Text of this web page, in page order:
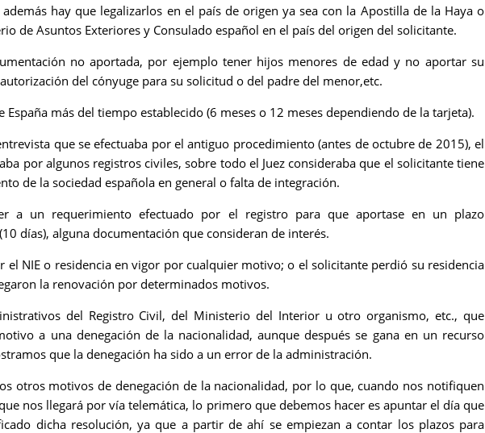
además hay que legalizarlos en el país de origen ya sea con la Apostilla de la Haya o
de Asuntos Exteriores y Consulado español en el país del origen del solicitante.
no aportada, por ejemplo tener hijos menores de edad y no aportar su
del cónyuge para su solicitud o del padre del menor,etc.
España más del tiempo establecido (6 meses o 12 meses dependiendo de la tarjeta).
que se efectuaba por el antiguo procedimiento (antes de octubre de 2015), el
por algunos registros civiles, sobre todo el Juez consideraba que el solicitante tiene
de la sociedad española en general o falta de integración.
a un requerimiento efectuado por el registro para que aportase en un plazo
días), alguna documentación que consideran de interés.
el NIE o residencia en vigor por cualquier motivo; o el solicitante perdió su residencia
la renovación por determinados motivos.
del Registro Civil, del Ministerio del Interior u otro organismo, etc., que
a una denegación de la nacionalidad, aunque después se gana en un recurso
que la denegación ha sido a un error de la administración.
otros motivos de denegación de la nacionalidad, por lo que, cuando nos notifiquen
nos llegará por vía telemática, lo primero que debemos hacer es apuntar el día que
dicha resolución, ya que a partir de ahí se empiezan a contar los plazos para